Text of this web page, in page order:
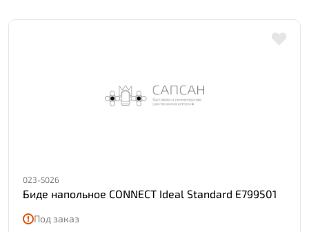
023-5026
Биде напольное CONNECT Ideal Standard E799501
Под заказ